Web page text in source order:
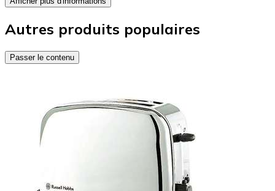
Autres produits populaires
Passer le contenu